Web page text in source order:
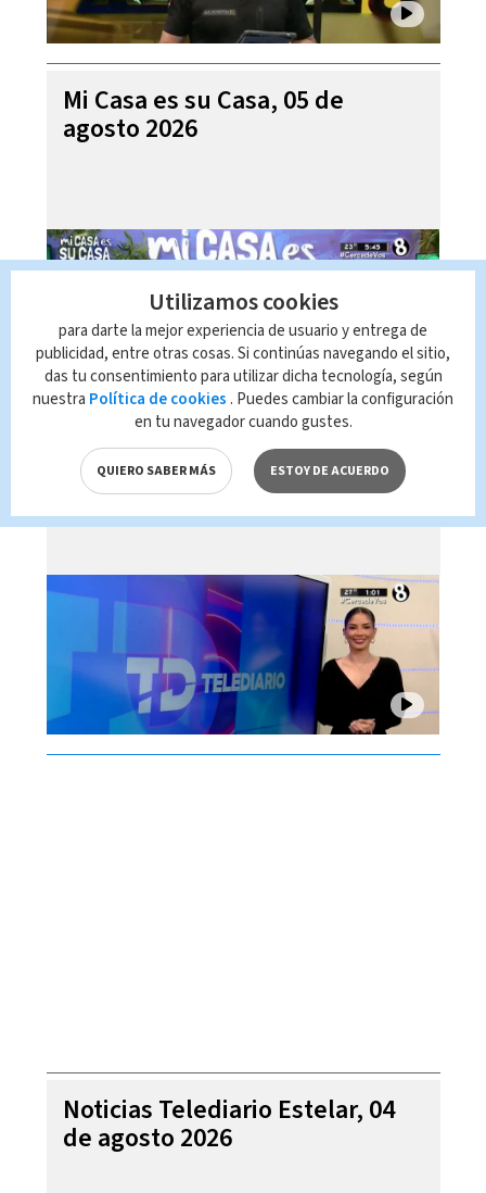
Mi Casa es su Casa, 05 de
agosto 2026
Telediario En Directo con Paula
Brenes, 05 de agosto 2026
Noticias Telediario Estelar, 04
de agosto 2026
Utilizamos cookies
para darte la mejor experiencia de usuario y entrega de
publicidad, entre otras cosas. Si continúas navegando el sitio,
das tu consentimiento para utilizar dicha tecnología, según
nuestra Política de cookies . Puedes cambiar la configuración
en tu navegador cuando gustes.
QUIERO SABER MÁS ESTOY DE ACUERDO